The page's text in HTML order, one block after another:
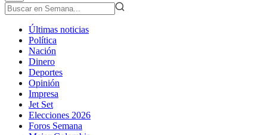
Últimas noticias
Política
Nación
Dinero
Deportes
Opinión
Impresa
Jet Set
Elecciones 2026
Foros Semana